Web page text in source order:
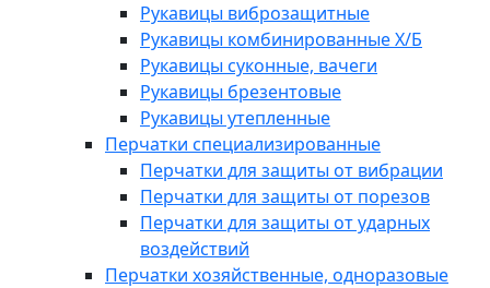
Рукавицы виброзащитные
Рукавицы комбинированные Х/Б
Рукавицы суконные, вачеги
Рукавицы брезентовые
Рукавицы утепленные
Перчатки специализированные
Перчатки для защиты от вибрации
Перчатки для защиты от порезов
Перчатки для защиты от ударных
воздействий
Перчатки хозяйственные, одноразовые